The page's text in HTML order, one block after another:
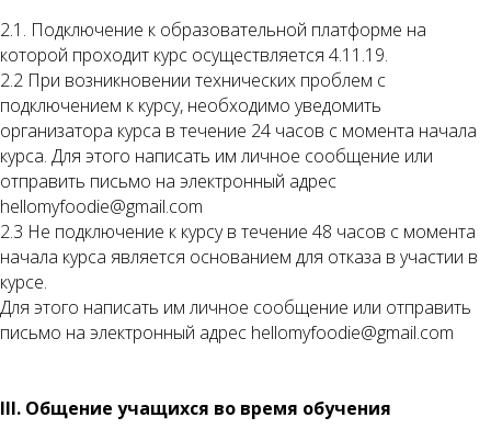
2.1. Подключение к образовательной платформе на
которой проходит курс осуществляется 4.11.19.
2.2 При возникновении технических проблем с
подключением к курсу, необходимо уведомить
организатора курса в течение 24 часов c момента начала
курса. Для этого написать им личное сообщение или
отправить письмо на электронный адрес
hellomyfoodie@gmail.com
2.3 Не подключение к курсу в течение 48 часов с момента
начала курса является основанием для отказа в участии в
курсе.
Для этого написать им личное сообщение или отправить
письмо на электронный адрес hellomyfoodie@gmail.com
III. Общение учащихся во время обучения